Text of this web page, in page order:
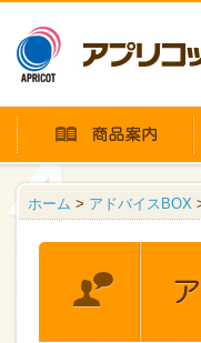
ホーム > アドバイスBOX